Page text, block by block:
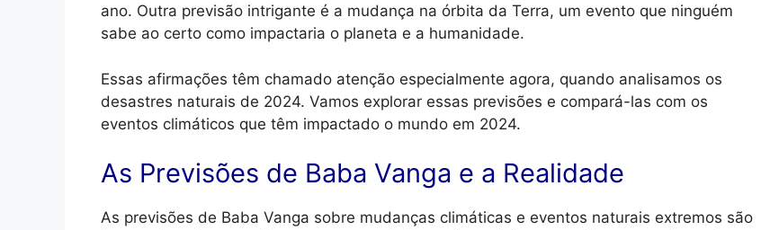
ano. Outra previsão intrigante é a mudança na órbita da Terra, um evento que ninguém
sabe ao certo como impactaria o planeta e a humanidade.
Essas afirmações têm chamado atenção especialmente agora, quando analisamos os
desastres naturais de 2024. Vamos explorar essas previsões e compará-las com os
eventos climáticos que têm impactado o mundo em 2024.
As Previsões de Baba Vanga e a Realidade
As previsões de Baba Vanga sobre mudanças climáticas e eventos naturais extremos são